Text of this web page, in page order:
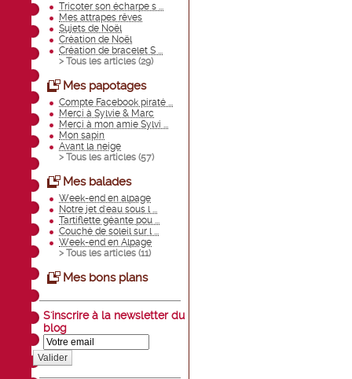
Tricoter son écharpe s ...
Mes attrapes rêves
Sujets de Noël
Création de Noël
Création de bracelet S ...
> Tous les articles (29)
Mes papotages
Compte Facebook piraté ...
Merci à Sylvie & Marc
Merci à mon amie Sylvi ...
Mon sapin
Avant la neige
> Tous les articles (57)
Mes balades
Week-end en alpage
Notre jet d'eau sous l ...
Tartiflette géante pou ...
Couché de soleil sur l ...
Week-end en Alpage
> Tous les articles (11)
Mes bons plans
S'inscrire à la newsletter du
blog
Valider